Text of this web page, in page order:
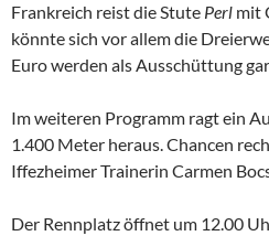
Frankreich reist die Stute Perl mit
könnte sich vor allem die
Euro werden als Ausschüttung
Im weiteren Programm ragt ein
1.400 Meter heraus. Chancen
Iffezheimer Trainerin Carmen
Der Rennplatz öffnet um 12.00